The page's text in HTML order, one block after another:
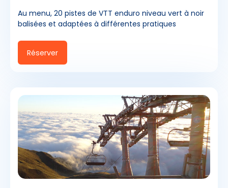
Au menu, 20 pistes de VTT enduro niveau vert à noir
balisées et adaptées à différentes pratiques
Réserver